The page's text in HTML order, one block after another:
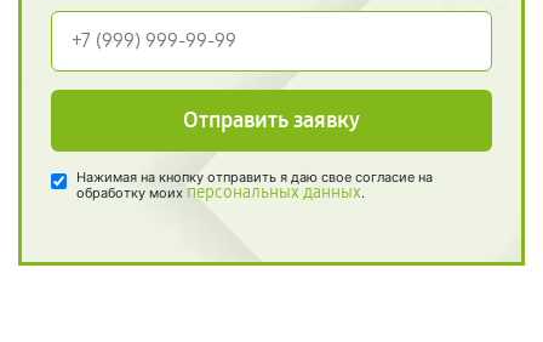
Отправить заявку
Нажимая на кнопку отправить я даю свое согласие на
обработку моих персональных данных.